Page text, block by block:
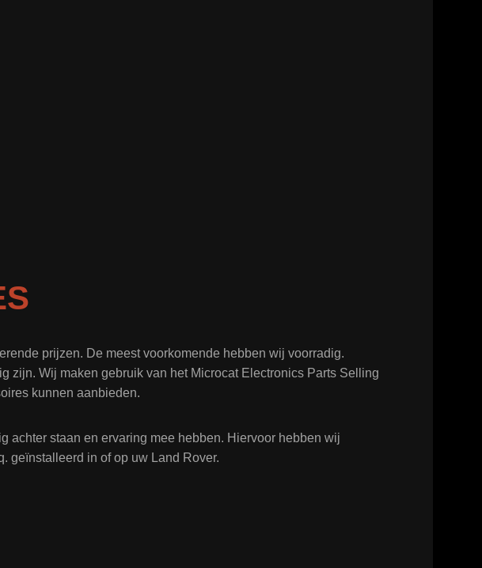
prijzen. De meest voorkomende hebben wij voorradig.
zijn. Wij maken gebruik van het Microcat Electronics Parts Selling
kunnen aanbieden.
staan en ervaring mee hebben. Hiervoor hebben wij
geïnstalleerd in of op uw Land Rover.